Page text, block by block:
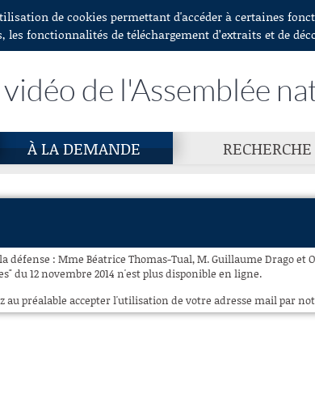
de cookies permettant d'accéder à certaines
les fonctionnalités de téléchargement d’extraits et de
de l'Assemblée
À LA DEMANDE RECHERCHE
défense : Mme Béatrice Thomas-Tual, M. Guillaume Drago et
du 12 novembre 2014 n'est plus disponible en ligne.
au préalable accepter l'utilisation de votre adresse mail par